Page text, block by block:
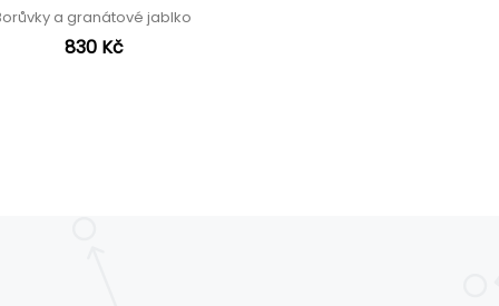
a granátové jablko
830 Kč